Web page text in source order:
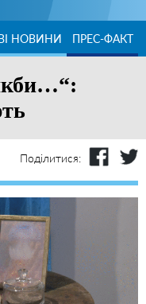
НОВИНИ ПРЕС-ФАКТ
Поділитися: